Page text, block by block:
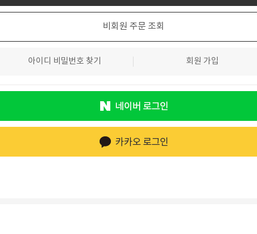
비회원 주문 조회
아이디 비밀번호 찾기 회원 가입